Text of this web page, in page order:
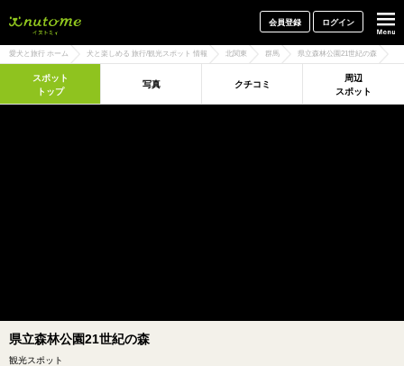
会員登録 ログイン
愛犬と旅行 ホーム 犬と楽しめる 旅行/観光スポット 情報 北関東 群馬 県立森林公園21世紀の森
スポット
トップ
写真 クチコミ
周辺
スポット
県立森林公園21世紀の森
観光スポット